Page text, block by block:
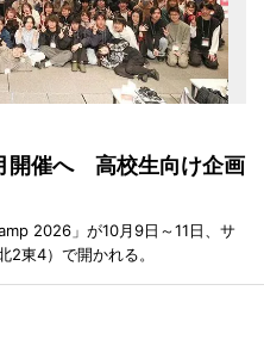
開催へ 高校生向け企画
2026」が10月9日～11日、サ
2東4）で開かれる。